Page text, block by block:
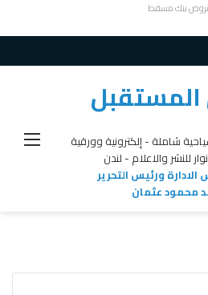
بنك مسقط
شاملة - إلكترونية وورقية
للنشر والاعلام - لندن
ورئيس التحرير
محمود عثمان